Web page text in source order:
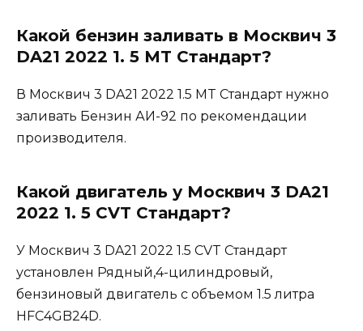
Какой бензин заливать в Москвич 3
DA21 2022 1. 5 MT Стандарт?
В Москвич 3 DA21 2022 1.5 MT Стандарт нужно
заливать Бензин АИ-92 по рекомендации
производителя.
Какой двигатель у Москвич 3 DA21
2022 1. 5 CVT Стандарт?
У Москвич 3 DA21 2022 1.5 CVT Стандарт
установлен Рядный,4-цилиндровый,
бензиновый двигатель с объемом 1.5 литра
HFC4GB24D.